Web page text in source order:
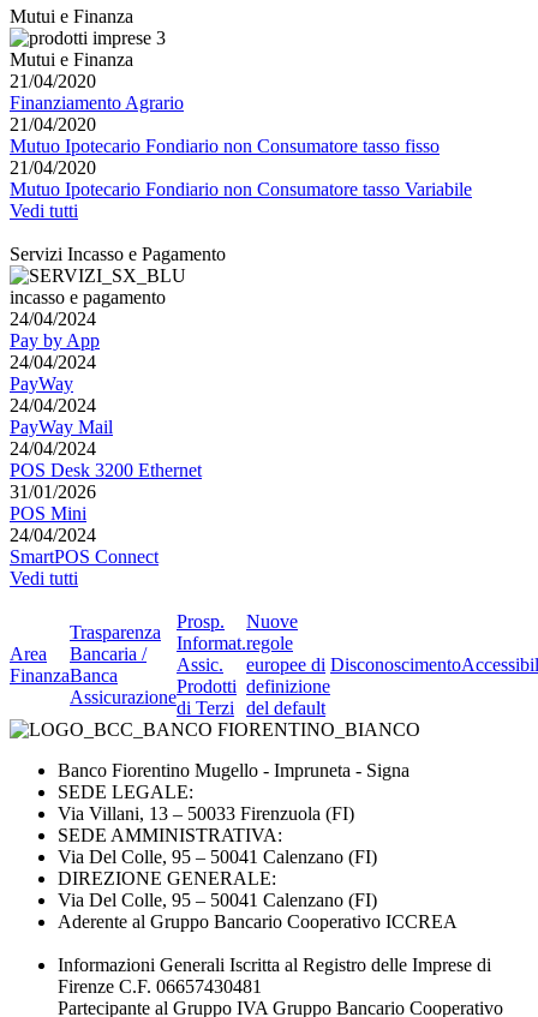
Mutui e Finanza
Mutui e Finanza
21/04/2020
Finanziamento Agrario
21/04/2020
Mutuo Ipotecario Fondiario non Consumatore tasso fisso
21/04/2020
Mutuo Ipotecario Fondiario non Consumatore tasso Variabile
Vedi tutti
Servizi Incasso e Pagamento
incasso e pagamento
24/04/2024
Pay by App
24/04/2024
PayWay
24/04/2024
PayWay Mail
24/04/2024
POS Desk 3200 Ethernet
31/01/2026
POS Mini
24/04/2024
SmartPOS Connect
Vedi tutti
Area
Finanza
Trasparenza
Bancaria /
Banca
Assicurazione
Prosp.
Informat.
Assic.
Prodotti
di Terzi
Nuove
regole
europee di
definizione
del default
Disconoscimento
Banco Fiorentino Mugello - Impruneta - Signa
SEDE LEGALE:
Via Villani, 13 – 50033 Firenzuola (FI)
SEDE AMMINISTRATIVA:
Via Del Colle, 95 – 50041 Calenzano (FI)
DIREZIONE GENERALE:
Via Del Colle, 95 – 50041 Calenzano (FI)
Aderente al Gruppo Bancario Cooperativo ICCREA
Informazioni Generali Iscritta al Registro delle Imprese di
Firenze C.F. 06657430481
Partecipante al Gruppo IVA Gruppo Bancario Cooperativo